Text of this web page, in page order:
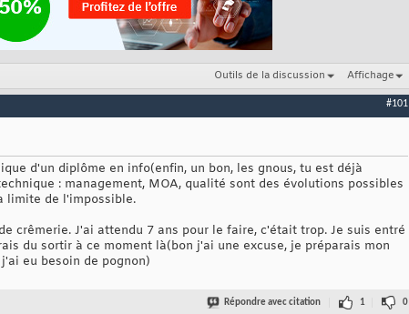
Outils de la discussion Affichage
#101
d'un diplôme en info(enfin, un bon, les gnous, tu est déjà
: management, MOA, qualité sont des évolutions possibles
limite de l'impossible.
crêmerie. J'ai attendu 7 ans pour le faire, c'était trop. Je suis entré
du sortir à ce moment là(bon j'ai une excuse, je préparais mon
eu besoin de pognon)
Répondre avec citation 1 0